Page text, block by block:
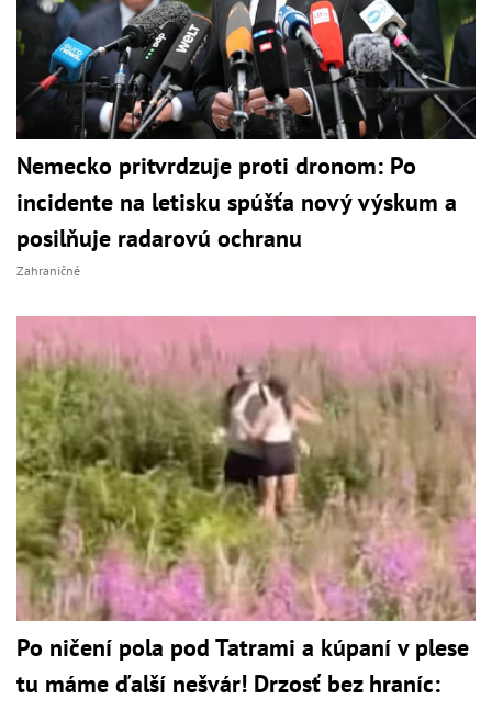
Nemecko pritvrdzuje proti dronom: Po
incidente na letisku spúšťa nový výskum a
posilňuje radarovú ochranu
Zahraničné
Po ničení pola pod Tatrami a kúpaní v plese
tu máme ďalší nešvár! Drzosť bez hraníc: